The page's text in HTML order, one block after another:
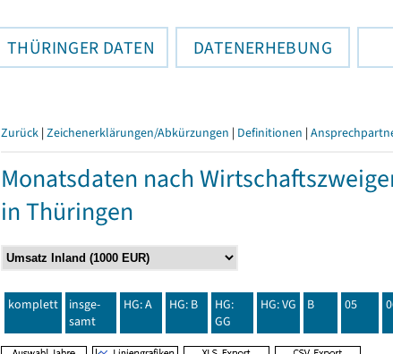
THÜRINGER DATEN DATENERHEBUNG
Zurück | Zeichenerklärungen/Abkürzungen | Definitionen |
Monatsdaten nach
in Thüringen
komplett
insge-
samt
HG: A HG: B
HG:
GG
HG: VG B 05